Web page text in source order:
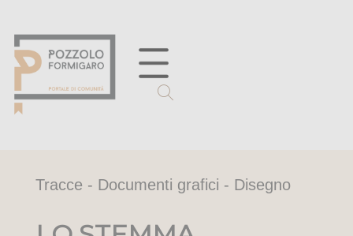
Tracce - Documenti grafici - Disegno